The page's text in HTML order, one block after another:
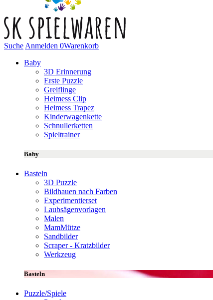
Suche Anmelden 0Warenkorb
Baby
3D Erinnerung
Erste Puzzle
Greiflinge
Heimess Clip
Heimess Trapez
Kinderwagenkette
Schnullerketten
Spieltrainer
Baby
Basteln
3D Puzzle
Bildhauen nach Farben
Experimentierset
Laubsägenvorlagen
Malen
MamMütze
Sandbilder
Scraper - Kratzbilder
Werkzeug
Basteln
Puzzle/Spiele